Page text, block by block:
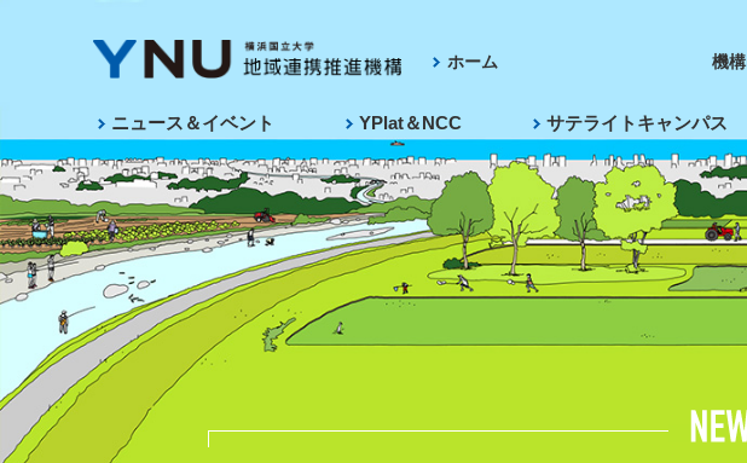
ニュース＆イベント YPlat＆NCC サテライトキャンパス
ホーム 機